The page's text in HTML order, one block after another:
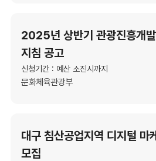
2025년 상반기 관광진흥개
지침 공고
신청기간 : 예산 소진시까지
문화체육관광부
대구 침산공업지역 디지털 마
모집